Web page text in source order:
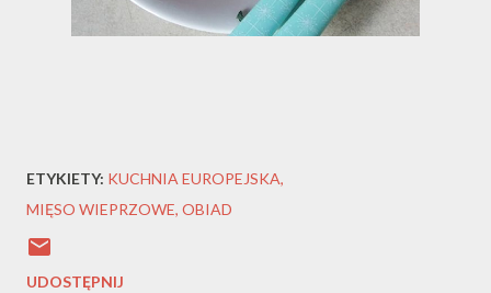
ETYKIETY: KUCHNIA EUROPEJSKA
MIĘSO WIEPRZOWE OBIAD
UDOSTĘPNIJ